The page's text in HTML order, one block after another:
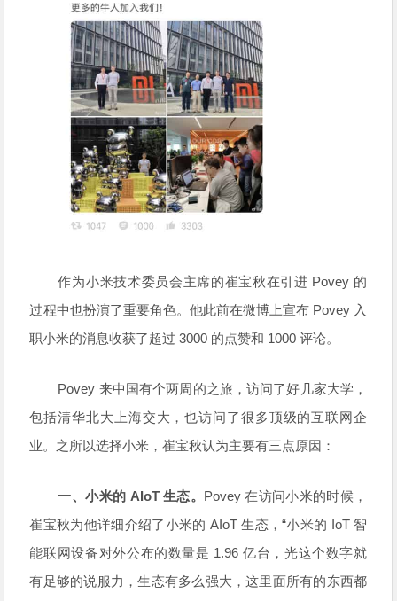
作为小米技术委员会主席的崔宝秋在引进 Povey 的
过程中也扮演了重要角色。他此前在微博上宣布 Povey 入
职小米的消息收获了超过 3000 的点赞和 1000 评论。
Povey 来中国有个两周的之旅，访问了好几家大学，
包括清华北大上海交大，也访问了很多顶级的互联网企
业。之所以选择小米，崔宝秋认为主要有三点原因：
一、小米的 AIoT 生态。 Povey 在访问小米的时候，
崔宝秋为他详细介绍了小米的 AIoT 生态，“小米的 IoT 智
能联网设备对外公布的数量是 1.96 亿台，光这个数字就
有足够的说服力，生态有多么强大，这里面所有的东西都